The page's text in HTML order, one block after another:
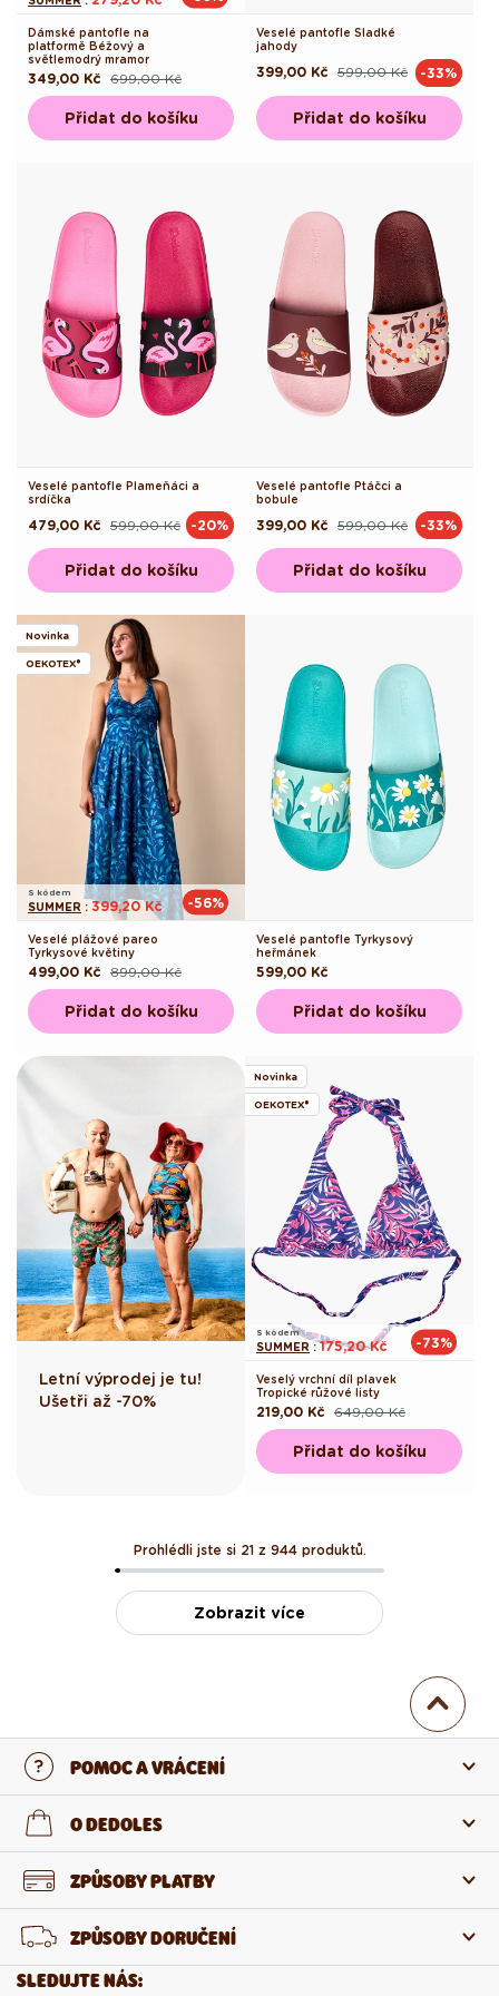
Dámské pantofle na
platformě Béžový a
světlemodrý mramor
Běžná
cena
699,00 Kč
Výprodejová
cena
349,00 Kč
Přidat do košíku
Veselé pantofle Sladké
jahody
Běžná
599,00 Kč
Výprodejová
399,00 Kč -33%
Přidat do košíku
Veselé pantofle Plameňáci a
srdíčka
Běžná
599,00 Kč
Výprodejová
479,00 Kč -20%
Přidat do košíku
Veselé pantofle Ptáčci a
bobule
Běžná
599,00 Kč
Výprodejová
399,00 Kč -33%
Přidat do košíku
Novinka
OEKOTEX®
S kódem
SUMMER : 399,20 Kč -56%
Veselé plážové pareo
Tyrkysové květiny
Běžná
cena
899,00 Kč
Výprodejová
cena
499,00 Kč
Přidat do košíku
Veselé pantofle Tyrkysový
heřmánek
Běžná
cena
599,00 Kč
Přidat do košíku
Letní výprodej je tu!
Ušetři až -70%
Novinka
OEKOTEX®
S kódem
SUMMER :175,20 Kč -73%
Veselý vrchní díl plavek
Tropické růžové listy
Běžná
cena
649,00 Kč
Výprodejová
cena
219,00 Kč
Přidat do košíku
Prohlédli jste si 21 z 944 produktů.
Zobrazit více
POMOC A VRÁCENÍ
Kontaktujte nás
Vrácení a reklamace
Odstoupení od smlouvy
O DEDOLES
O nás
Velkoobchod
ZPŮSOBY PLATBY
ZPŮSOBY DORUČENÍ
SLEDUJTE NÁS: